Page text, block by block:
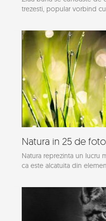
trezesti, popular vorbind cu
Natura in 25 de
Natura reprezinta un lucru
ca este alcatuita din